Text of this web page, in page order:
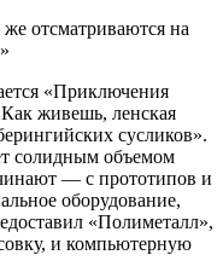
отсматриваются на
«Приключения
живешь, ленская
сусликов».
солидным объемом
— с прототипов и
оборудование,
«Полиметалл»,
и компьютерную